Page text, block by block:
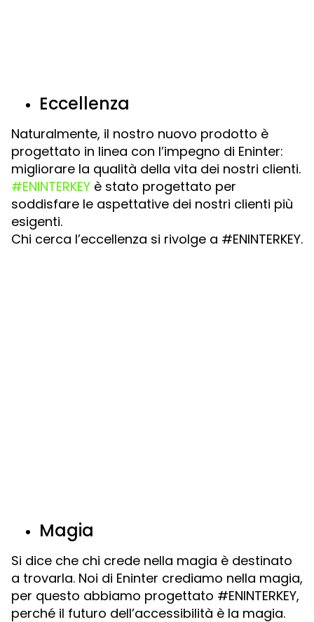
Eccellenza
Naturalmente, il nostro nuovo prodotto è
progettato in linea con l’impegno di Eninter:
migliorare la qualità della vita dei nostri clienti.
#ENINTERKEY è stato progettato per
soddisfare le aspettative dei nostri clienti più
esigenti.
Chi cerca l’eccellenza si rivolge a #ENINTERKEY.
Magia
Si dice che chi crede nella magia è destinato
a trovarla. Noi di Eninter crediamo nella magia,
per questo abbiamo progettato #ENINTERKEY,
perché il futuro dell’accessibilità è la magia.